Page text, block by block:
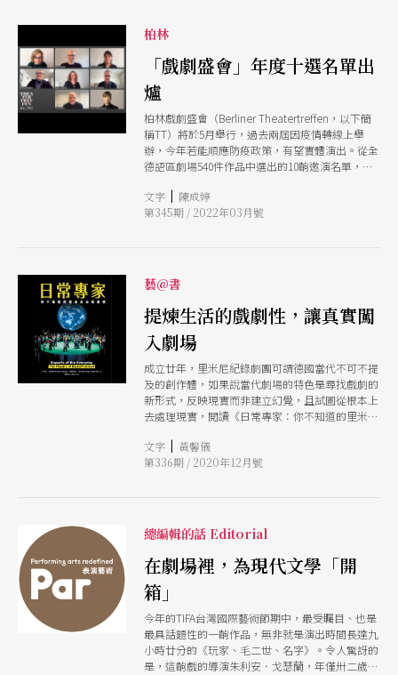
的演員參與表演，在舞台上串連起不同劇場元素，
演繹自身故事。 《這不是個大使館》的3位「日常
專家」為吳建國、郭家佑、王思雅，透過甄選加入
製作。他們長年各自在台灣對外關係上有著不同視
角的第一線經歷，從國與國之間的官方外交場域、
外交協會NGO組織積極以民間力量參與國際事務
等。演出從虛構的「台灣」大使館成立過程敘事，
串起台上各自的生命故事，也同步到現場觀眾關於
「台灣處境」的訊息與感知。 德國首演後，媒體
上出現兩極評價，RBB盛譽此劇為少見佳作，應直
接受邀至下一年度的柏林戲劇盛會，成為德語區10
大「最受矚目」作品之一。此外，各種不同定位的
對此劇特殊的政治議題提出觀點各異的評論，勾起
館》將在今年3月完成在奧地利維也納人民劇院
（Volkstheater）、瑞士巴塞爾劇場 （Kaserne
Basel）與洛桑維蒂劇院 （Thtre Vidy-Lausanne）
巡演後回到台灣，於4月12到14日在台北國家戲劇
院演出。
柏林
「戲劇盛會」年度十選名單出
爐
柏林戲劇盛會（Berliner Theatertreffen，以下簡
稱TT）將於5月舉行，過去兩屆因疫情轉線上舉
辦，今年若能順應防疫政策，有望實體演出。從全
德語區劇場540件作品中選出的10齣邀演名單，掀
跨界非典型的、複合式的、紀錄式的、肢體舞蹈
的、音樂視覺的元素輪流成為主角，分工精準、體
文字 | 陳成婷
第345期 / 2022年03月號
藝@書
提煉生活的戲劇性，讓真實闖
入劇場
成立廿年，里米尼紀錄劇團可謂德國當代不可不提
及的創作體，如果說當代劇場的特色是尋找戲劇的
新形式，反映現實而非建立幻覺，且試圖從根本上
去處理現實，閱讀《日常專家：你不知道的里米尼
力與不可化約，透過各種的「日常專家」，呈現出
世界的複雜度，也重新建構了觀演距離，讓真實與
文字 | 黃馨儀
第336期 / 2020年12月號
總編輯的話 Editorial
在劇場裡，為現代文學「開
箱」
今年的TIFA台灣國際藝術節期中，最受矚目、也是
最具話題性的一齣作品，無非就是演出時間長達九
小時廿分的《玩家、毛二世、名字》。令人驚訝的
是，這齣戲的導演朱利安．戈瑟蘭，年僅卅二歲，